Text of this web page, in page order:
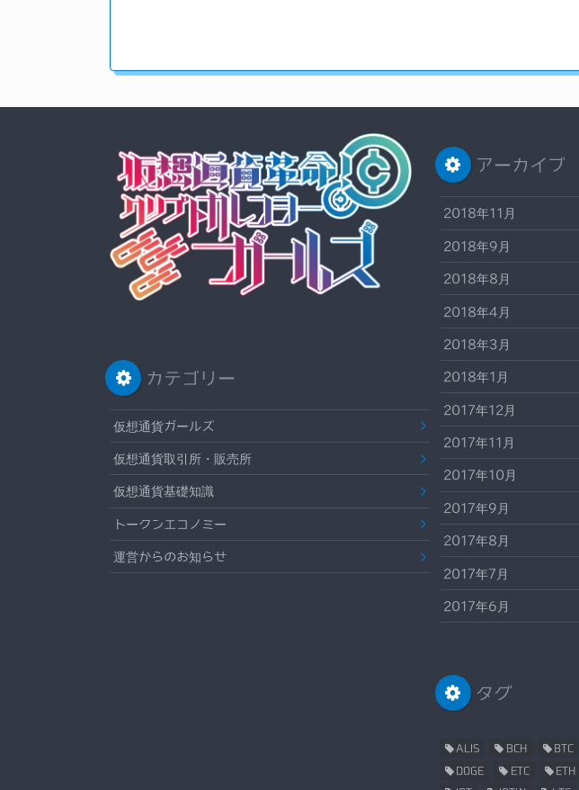
カテゴリー
仮想通貨ガールズ
仮想通貨取引所・販売所
仮想通貨基礎知識
トークンエコノミー
運営からのお知らせ
アーカイブ
2018年11月
2018年9月
2018年8月
2018年4月
2018年3月
2018年1月
2017年12月
2017年11月
2017年10月
2017年9月
2017年8月
2017年7月
2017年6月
タグ
ALIS BCH BTC
DOGE ETC ETH